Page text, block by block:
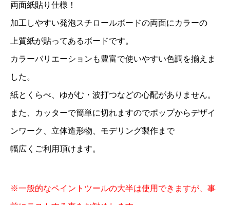
両面紙貼り仕様！
加工しやすい発泡スチロールボードの両面にカラーの
上質紙が貼ってあるボードです。
カラーバリエーションも豊富で使いやすい色調を揃えま
した。
紙とくらべ、ゆがむ・波打つなどの心配がありません。
また、カッターで簡単に切れますのでポップからデザイ
ンワーク、立体造形物、モデリング製作まで
幅広くご利用頂けます。
※一般的なペイントツールの大半は使用できますが、事